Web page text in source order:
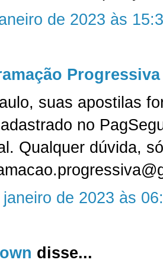
de 2023 às
Progressiva
suas apostilas
no
Qualquer dúvida,
janeiro de 2023 às
disse...